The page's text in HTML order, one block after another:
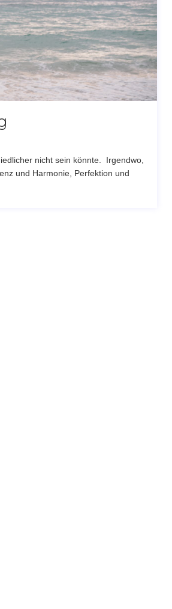
nicht sein könnte. Irgendwo,
und Harmonie, Perfektion und